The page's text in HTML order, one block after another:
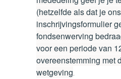
(hetzelfde als dat je
inschrijvingsformulier
fondsenwerving
voor een periode van
overeenstemming met
wetgeving